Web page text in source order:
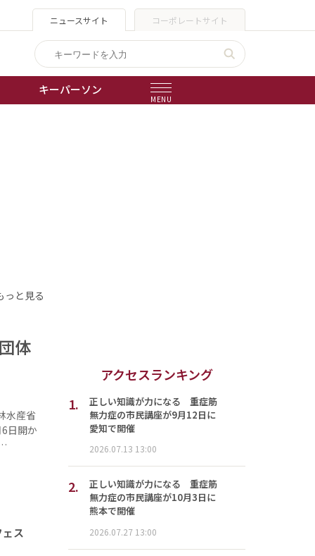
ニュースサイト コーポレートサイト
キーパーソン
MENU
っと見る
体
水産省
日開か
ス
アクセスランキング
1.
正しい知識が力になる 重症筋
無力症の市民講座が9月12日に
愛知で開催
2026.07.13 13:00
2.
正しい知識が力になる 重症筋
無力症の市民講座が10月3日に
熊本で開催
2026.07.27 13:00